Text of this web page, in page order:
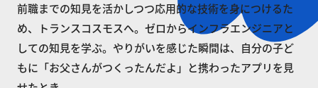
​​​前職までの知見を活かしつつ応用的な技術を身につけるた
め、トランスコスモスへ。ゼロからインフラエンジニアと
しての知見を学ぶ。やりがいを感じた瞬間は、自分の子ど
もに「お父さんがつくったんだよ」と携わったアプリを見